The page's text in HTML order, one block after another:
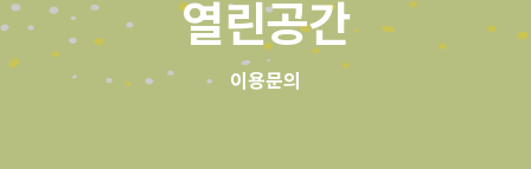
열린공간
이용문의